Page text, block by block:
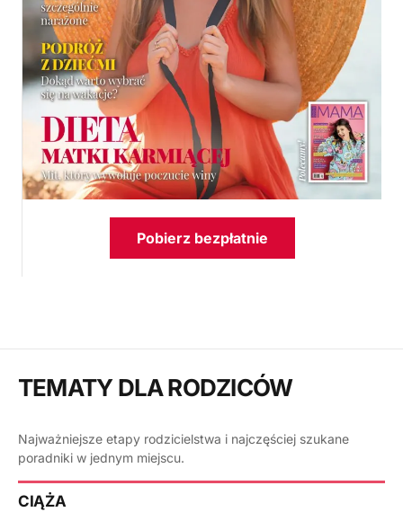
Pobierz bezpłatnie
TEMATY DLA RODZICÓW
Najważniejsze etapy rodzicielstwa i najczęściej szukane
poradniki w jednym miejscu.
CIĄŻA